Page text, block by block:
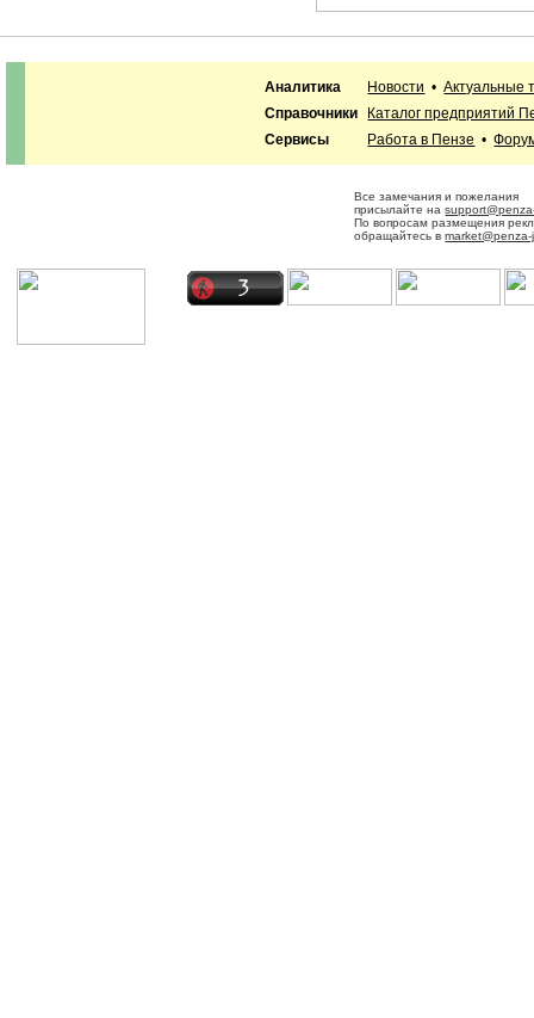
Аналитика Новости •Актуальные
Справочники
Каталог предприятий
Сервисы
Работа в Пензе •
Все замечания и пожелания
присылайте на
По вопросам размещения
обращайтесь в